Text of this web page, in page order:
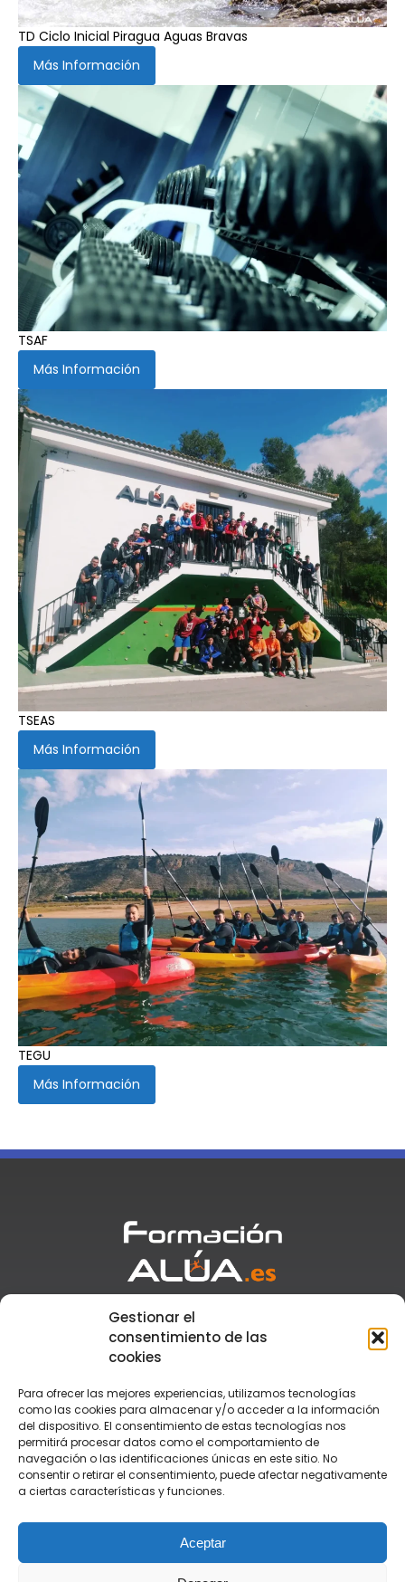
Gestionar el
consentimiento de las
cookies
Para ofrecer las mejores experiencias, utilizamos tecnologías
como las cookies para almacenar y/o acceder a la información
del dispositivo. El consentimiento de estas tecnologías nos
permitirá procesar datos como el comportamiento de
navegación o las identificaciones únicas en este sitio. No
consentir o retirar el consentimiento, puede afectar negativamente
a ciertas características y funciones.
Aceptar
TD Ciclo Inicial Piragua Aguas Bravas
Más Información
TSAF
Más Información
TSEAS
Más Información
TEGU
Más Información
+34 955 110 776Atención al cliente
+34 673 917 881
Secretaría
TEGU
TSAF
TSEAS
Monitor de Tiempo Libre
Monitor de Rafting
Grupo Alúa
Aviso Legal y Condiciones